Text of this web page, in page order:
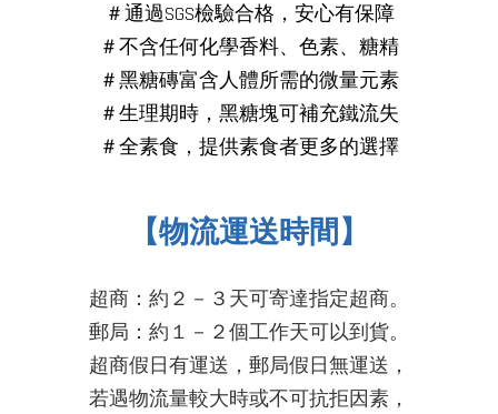
＃通過SGS檢驗合格，安心有保障
＃不含任何化學香料、色素、糖精
＃黑糖磚富含人體所需的微量元素
＃生理期時，黑糖塊可補充鐵流失
＃全素食，提供素食者更多的選擇
【物流運送時間】
超商：約２－３天可寄達指定超商。
郵局：約１－２個工作天可以到貨。
超商假日有運送，郵局假日無運送，
若遇物流量較大時或不可抗拒因素，